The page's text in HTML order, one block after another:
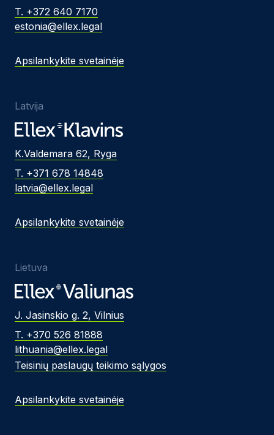
T. +372 640 7170
estonia@ellex.legal
Apsilankykite svetainėje
Latvija
K.Valdemara 62, Ryga
T. +371 678 14848
latvia@ellex.legal
Apsilankykite svetainėje
Lietuva
J. Jasinskio g. 2, Vilnius
T. +370 526 81888
lithuania@ellex.legal
Teisinių paslaugų teikimo sąlygos
Apsilankykite svetainėje